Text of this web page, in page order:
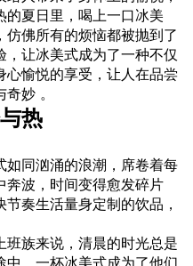
的夏日里，喝上一口冰美
佛所有的烦恼都被抛到了
让冰美式成为了一种不仅
心愉悦的享受，让人在品尝
妙 。
热
如同汹涌的浪潮，席卷着每
奔波，时间变得愈发碎片
奏生活量身定制的饮品，
族来说，清晨的时光总是